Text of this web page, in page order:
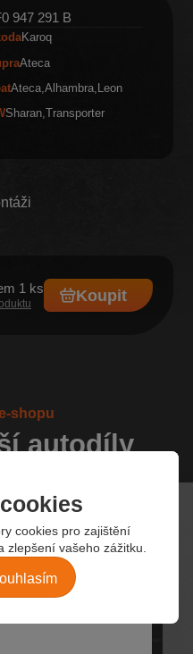
947 291 B
Karoq
Ateca
Ateca Alhambra
Leon
Sharan Transporter
1 ks Koupit
shopu
autodíly
cookies pro zajištění
vašeho zážitku.